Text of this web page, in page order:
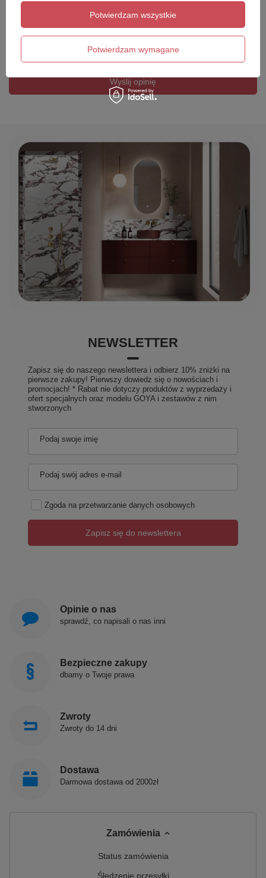
Wyślij opinię
NEWSLETTER
Zapisz się do naszego newslettera i odbierz 10% zniżki na
pierwsze zakupy! Pierwszy dowiedz się o nowościach i
promocjach! * Rabat nie dotyczy produktów z wyprzedaży i
ofert specjalnych oraz modelu GOYA i zestawów z nim
stworzonych
Podaj swoje imię
Podaj swój adres e-mail
Zgoda na przetwarzanie danych osobowych
Zapisz się do newslettera
Opinie o nas
sprawdź, co napisali o nas inni
Bezpieczne zakupy
dbamy o Twoje prawa
Zwroty
Zwroty do 14 dni
Dostawa
Darmowa dostawa od 2000zł
Zamówienia
Status zamówienia
Śledzenie przesyłki
Potwierdzam wymagane
Potwierdzam wszystkie